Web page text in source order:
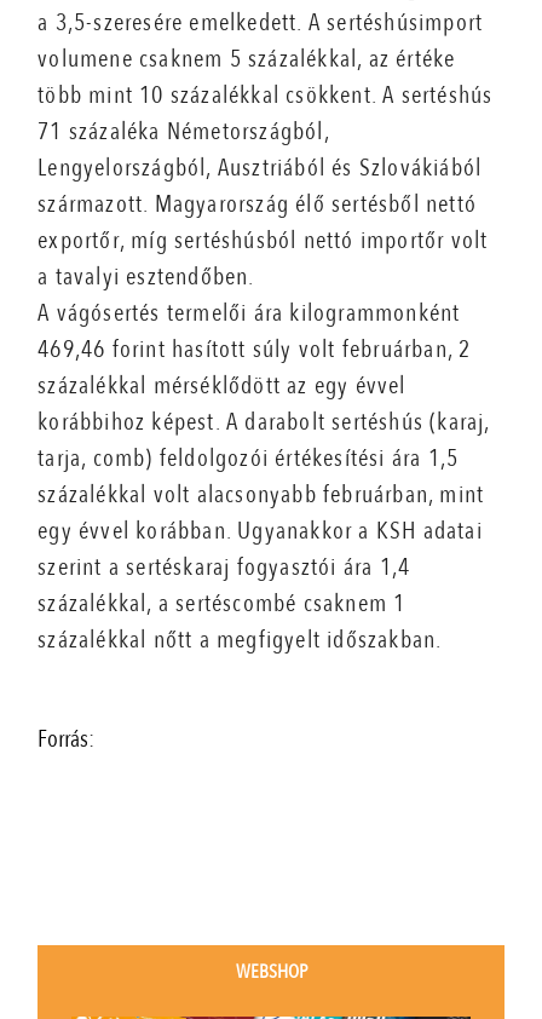
a 3,5-szeresére emelkedett. A sertéshúsimport
volumene csaknem 5 százalékkal, az értéke
több mint 10 százalékkal csökkent. A sertéshús
71 százaléka Németországból,
Lengyelországból, Ausztriából és Szlovákiából
származott. Magyarország élő sertésből nettó
exportőr, míg sertéshúsból nettó importőr volt
a tavalyi esztendőben.
A vágósertés termelői ára kilogrammonként
469,46 forint hasított súly volt februárban, 2
százalékkal mérséklődött az egy évvel
korábbihoz képest. A darabolt sertéshús (karaj,
tarja, comb) feldolgozói értékesítési ára 1,5
százalékkal volt alacsonyabb februárban, mint
egy évvel korábban. Ugyanakkor a KSH adatai
szerint a sertéskaraj fogyasztói ára 1,4
százalékkal, a sertéscombé csaknem 1
százalékkal nőtt a megfigyelt időszakban.
Forrás:
WEBSHOP